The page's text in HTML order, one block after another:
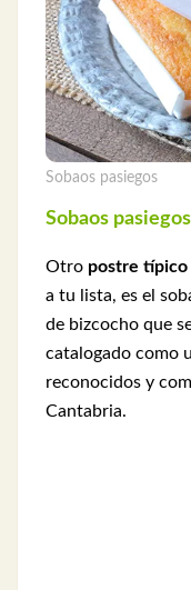
Sobaos pasiegos
Sobaos pasiegos
Otro postre típico
a tu lista, es el
de bizcocho que
catalogado como
reconocidos y
Cantabria.